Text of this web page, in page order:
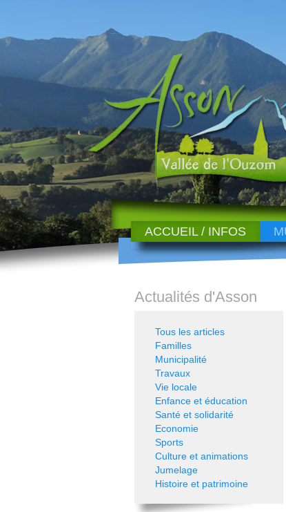
ACCUEIL / INFOS
Actualités d'Asson
Tous les articles
Familles
Municipalité
Travaux
Vie locale
Enfance et éducation
Santé et solidarité
Economie
Sports
Culture et animations
Jumelage
Histoire et patrimoine